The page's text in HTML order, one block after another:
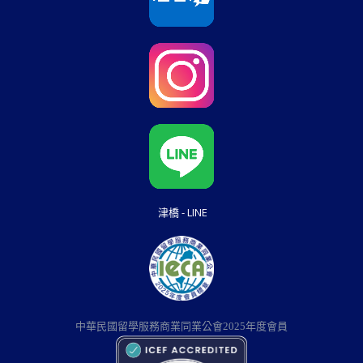
津橋 - LINE
中華民國留學服務商業同業公會2025年度會員